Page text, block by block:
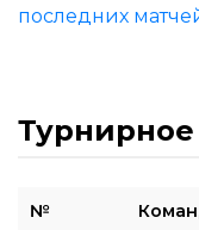
последних
№